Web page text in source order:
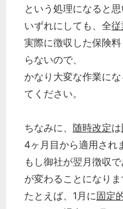
という処理になると思
いずれにしても、全従
実際に徴収した保険
らないので、
かなり大変な作業に
てください。
ちなみに、 随時改定は
4ヶ月目から適用され
もし御社が翌月徴収
が変わることになりま
たとえば、1月に固定